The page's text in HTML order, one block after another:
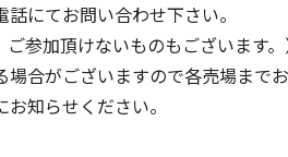
にてお問い合わせ下さい。
参加頂けないものもございます。
合がございますので各売場までお
知らせください。